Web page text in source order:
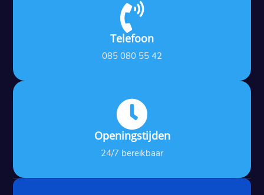

Telefoon
085 080 55 42

Openingstijden
24/7 bereikbaar